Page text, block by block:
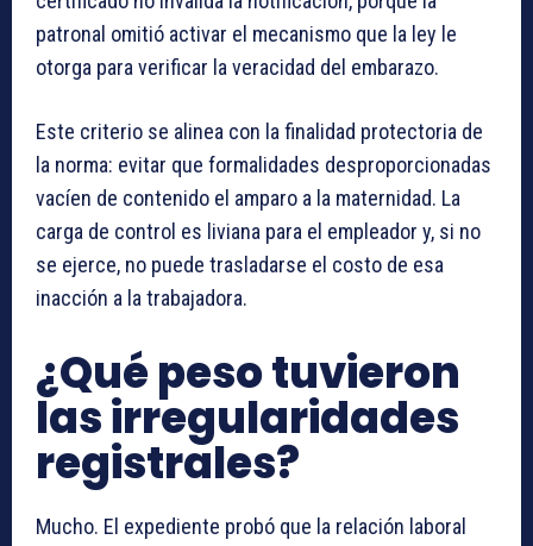
patronal omitió activar el mecanismo que la ley le
otorga para verificar la veracidad del embarazo.
Este criterio se alinea con la finalidad protectoria de
la norma: evitar que formalidades desproporcionadas
vacíen de contenido el amparo a la maternidad. La
carga de control es liviana para el empleador y, si no
se ejerce, no puede trasladarse el costo de esa
inacción a la trabajadora.
¿Qué peso tuvieron
las irregularidades
registrales?
Mucho. El expediente probó que la relación laboral